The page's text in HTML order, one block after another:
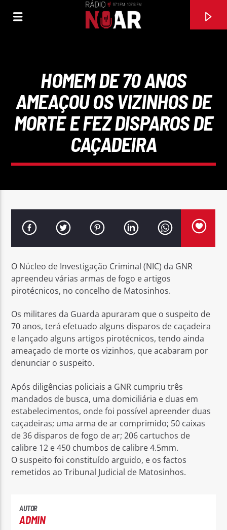
FAIXA ATUAL
A POUCO E POUCO
PAULO RIBEIRO
HOMEM DE 70 ANOS
AMEAÇOU OS VIZINHOS DE
MORTE E FEZ DISPAROS DE
CAÇADEIRA
O Núcleo de Investigação Criminal (NIC) da GNR
apreendeu várias armas de fogo e artigos
pirotécnicos, no concelho de Matosinhos.
Os militares da Guarda apuraram que o suspeito de
70 anos, terá efetuado alguns disparos de caçadeira
e lançado alguns artigos pirotécnicos, tendo ainda
ameaçado de morte os vizinhos, que acabaram por
denunciar o suspeito.
Após diligências policiais a GNR cumpriu três
mandados de busca, uma domiciliária e duas em
estabelecimentos, onde foi possível apreender duas
caçadeiras; uma arma de ar comprimido; 50 caixas
de 36 disparos de fogo de ar; 206 cartuchos de
calibre 12 e 450 chumbos de calibre 4.5mm.
O suspeito foi constituído arguido, e os factos
remetidos ao Tribunal Judicial de Matosinhos.
AUTOR
ADMIN